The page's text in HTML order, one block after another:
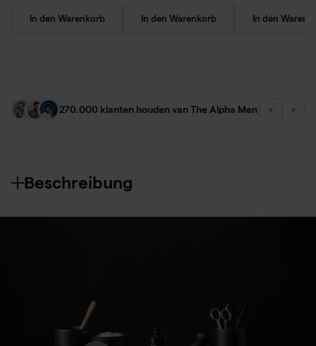
In den Warenkorb In den Warenkorb In den
270.000 klanten houden van The Alpha Men ‹ ›
Beschreibung